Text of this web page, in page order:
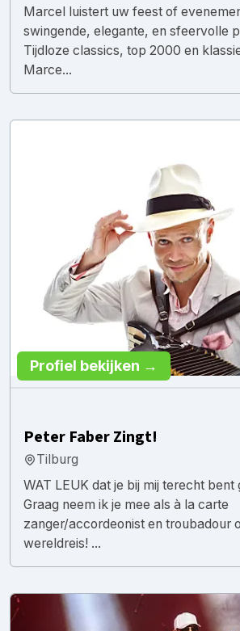
Marcel luistert uw feest of
swingende, elegante, en sfeervolle
Tijdloze classics, top 2000 en
Marce...
Profiel bekijken →
Peter Faber Zingt!
Tilburg
WAT LEUK dat je bij mij terecht bent
Graag neem ik je mee als à la carte
zanger/accordeonist en troubadour
wereldreis! ...